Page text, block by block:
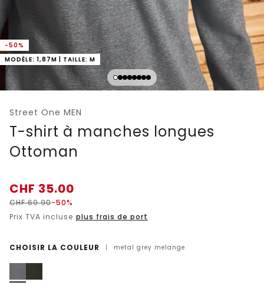
-50%
MODÈLE: 1,87M | TAILLE: M
Street One MEN
T-shirt à manches longues
Ottoman
CHF 35.00
CHF69.90-50%
Prix TVA incluse plus frais de port
CHOISIR LA COULEUR | metal grey melange